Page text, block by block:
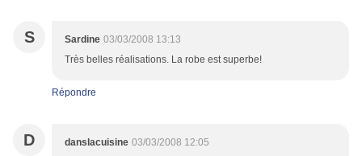
S Sardine 03/03/2008 13:13
Très belles réalisations. La robe est superbe!
Répondre
D danslacuisine 03/03/2008 12:05